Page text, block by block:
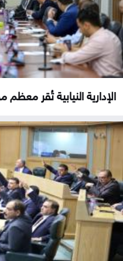
الإدارية النيابية تُقر